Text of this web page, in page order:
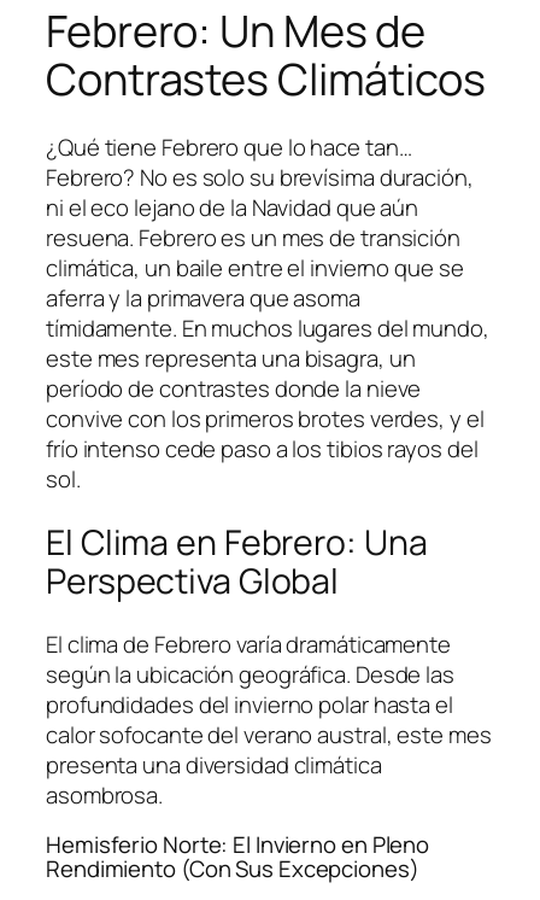
Febrero: Un Mes de
Contrastes Climáticos
¿Qué tiene Febrero que lo hace tan…
Febrero? No es solo su brevísima duración,
ni el eco lejano de la Navidad que aún
resuena. Febrero es un mes de transición
climática, un baile entre el invierno que se
aferra y la primavera que asoma
tímidamente. En muchos lugares del mundo,
este mes representa una bisagra, un
período de contrastes donde la nieve
convive con los primeros brotes verdes, y el
frío intenso cede paso a los tibios rayos del
sol.
El Clima en Febrero: Una
Perspectiva Global
El clima de Febrero varía dramáticamente
según la ubicación geográfica. Desde las
profundidades del invierno polar hasta el
calor sofocante del verano austral, este mes
presenta una diversidad climática
asombrosa.
Hemisferio Norte: El Invierno en Pleno
Rendimiento (Con Sus Excepciones)